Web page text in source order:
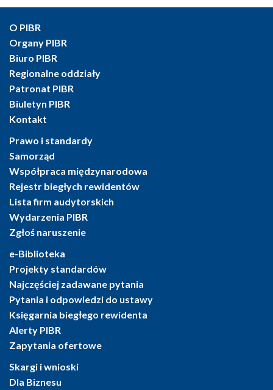
O PIBR
Organy PIBR
Biuro PIBR
Regionalne oddziały
Patronat PIBR
Biuletyn PIBR
Kontakt
Prawo i standardy
Samorząd
Współpraca międzynarodowa
Rejestr biegłych rewidentów
Lista firm audytorskich
Wydarzenia PIBR
Zgłoś naruszenie
e-Biblioteka
Projekty standardów
Najczęściej zadawane pytania
Pytania i odpowiedzi do ustawy
Księgarnia biegłego rewidenta
Alerty PIBR
Zapytania ofertowe
Skargi i wnioski
Dla Biznesu